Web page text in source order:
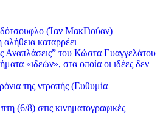
(Ίαν ΜακΓιούαν)
καταρρέει
Αναπλάσεις” του Κώστα Ευαγγελάτου
«ιδεών», στα οποία οι ιδέες δεν
της ντροπής (Ευθυμία
(6/8) στις κινηματογραφικές